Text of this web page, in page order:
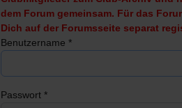
dem Forum gemeinsam. Für das
Dich auf der Forumsseite separat
Benutzername *
Passwort *